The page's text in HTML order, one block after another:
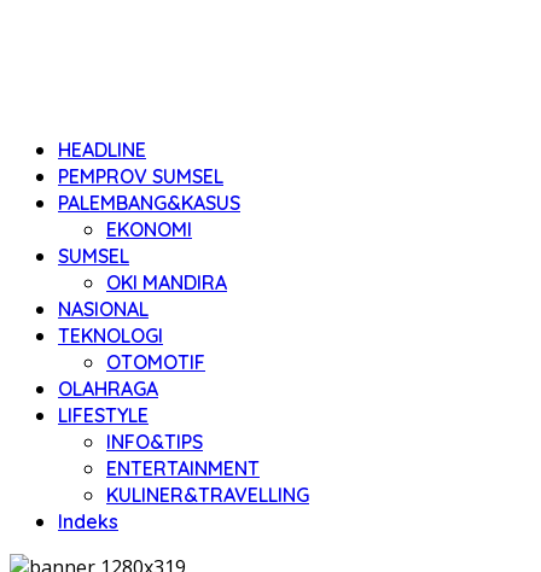
HEADLINE
PEMPROV SUMSEL
PALEMBANG&KASUS
EKONOMI
SUMSEL
OKI MANDIRA
NASIONAL
TEKNOLOGI
OTOMOTIF
OLAHRAGA
LIFESTYLE
INFO&TIPS
ENTERTAINMENT
KULINER&TRAVELLING
Indeks